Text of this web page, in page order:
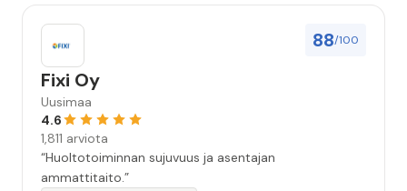
88/100
Fixi Oy
Uusimaa
4.6
1,811 arviota
“Huoltotoiminnan sujuvuus ja asentajan
ammattitaito.”